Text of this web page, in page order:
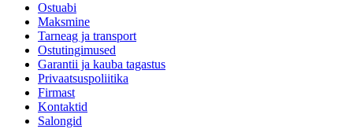
Ostuabi
Maksmine
Tarneag ja transport
Ostutingimused
Garantii ja kauba tagastus
Privaatsuspoliitika
Firmast
Kontaktid
Salongid